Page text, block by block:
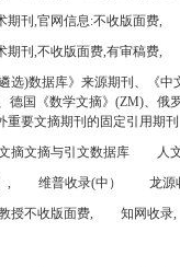
期刊,官网信息:不收版面费,
期刊,不收版面费,有审稿费,
)数据库》来源期刊、《中
德国《数学文摘》(ZM)、俄
要文摘期刊的固定引用期刊
摘文摘与引文数据库
人
, 维普收录(中）
龙源
授不收版面费,
知网收录,